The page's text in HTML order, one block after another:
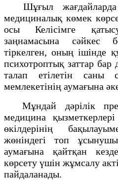
Шұғыл жағдайларда
медициналық көмек
осы Келісімге
заңнамасына сәйкес
тіркелген, оның ішінде
психотроптық заттар бар
талап етілетін саны
мемлекетінің аумағына
Мұндай дәрілік
медицина
өкілдерінің
жөніндегі топ
аумағына қайтқан
көрсету үшін жұмсалу
пайдаланады.